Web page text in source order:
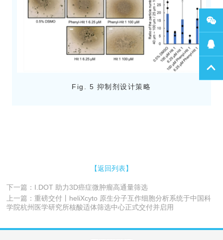
Fig. 5 抑制剂设计策略
【返回列表】
下一篇：I.DOT 助力3D癌症微肿瘤高通量筛选
上一篇：重磅交付丨heliXcyto 原生分子互作细胞分析系统于中国科
学院杭州医学研究所核酸适体筛选中心正式交付并启用